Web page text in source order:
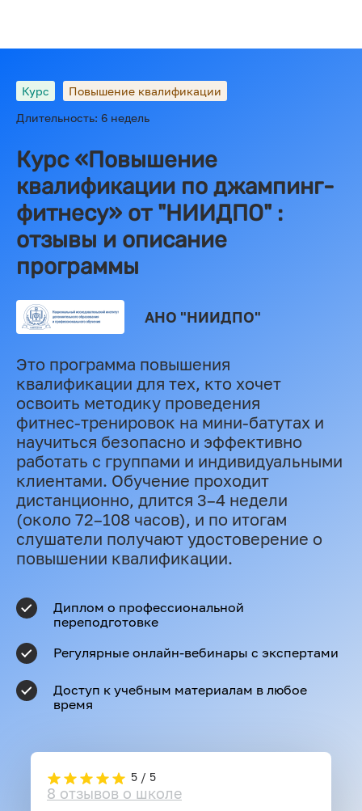
Курс
Повышение квалификации
Длительность: 6 недель
Курс «Повышение
квалификации по джампинг-
фитнесу» от "НИИДПО" :
отзывы и описание
программы
АНО "НИИДПО"
Это программа повышения
квалификации для тех, кто хочет
освоить методику проведения
фитнес‑тренировок на мини‑батутах и
научиться безопасно и эффективно
работать с группами и индивидуальными
клиентами. Обучение проходит
дистанционно, длится 3–4 недели
(около 72–108 часов), и по итогам
слушатели получают удостоверение о
повышении квалификации.
Диплом о профессиональной
переподготовке
Регулярные онлайн-вебинары с экспертами
Доступ к учебным материалам в любое
время
5 / 5
8 отзывов о школе